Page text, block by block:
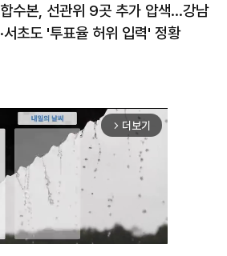
합수본, 선관위 9곳 추가 압색…강남
·서초도 '투표율 허위 입력' 정황
arrow_forward_ios 더보기